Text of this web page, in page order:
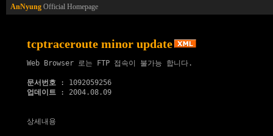
AnNyung Official Homepage
tcptraceroute minor update
Web Browser 로는 FTP 접속이 불가능 합니다.
문서번호
업데이트 : 2004.08.09
상세내용